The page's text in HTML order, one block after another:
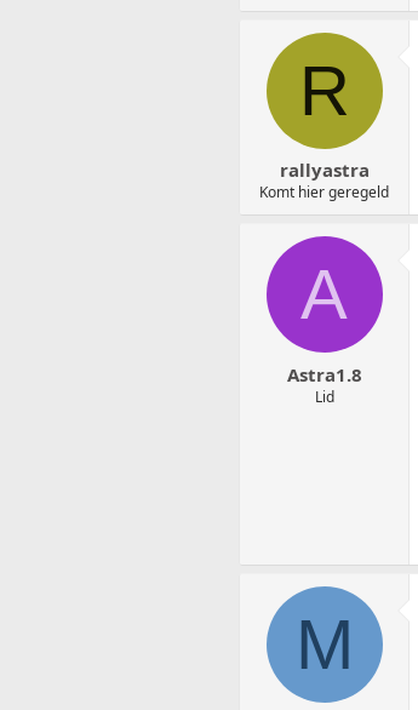
R
rallyastra
Komt hier geregeld
A
Astra1.8
Lid
M